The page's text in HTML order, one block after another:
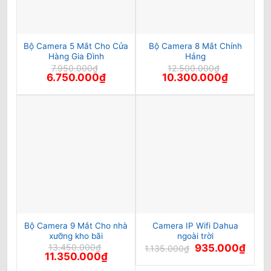
Bộ Camera 5 Mắt Cho Cửa
Hàng Gia Đình
7.950.000₫
Giá
gốc
là:
6.750.000₫Giá
hiện
tại
Bộ Camera 8 Mắt Chính
Hảng
12.500.000₫
Giá
gốc
là:
10.300.000₫Giá
tại
Bộ Camera 9 Mắt Cho nhà
xưỡng kho bãi
13.450.000₫
Giá
gốc
11.350.000₫Giá
hiện
Camera IP Wifi Dahua
ngoài trời
1.135.000₫ Giá
gốc
là:
935.000₫Giá
hiện
tại